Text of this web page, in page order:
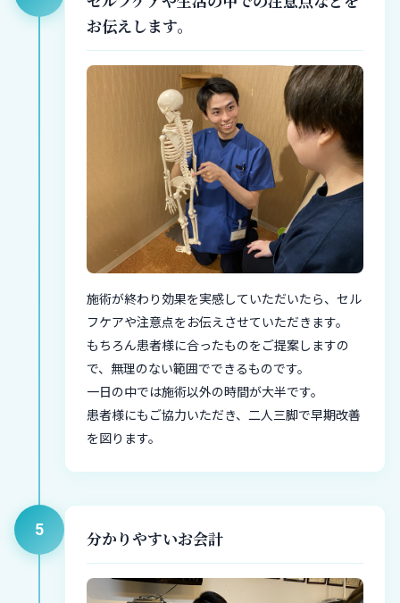
お伝えします。
施術が終わり効果を実感していただいたら、セル
フケアや注意点をお伝えさせていただきます。
もちろん患者様に合ったものをご提案しますの
で、無理のない範囲でできるものです。
一日の中では施術以外の時間が大半です。
患者様にもご協力いただき、二人三脚で早期改善
を図ります。
5
分かりやすいお会計